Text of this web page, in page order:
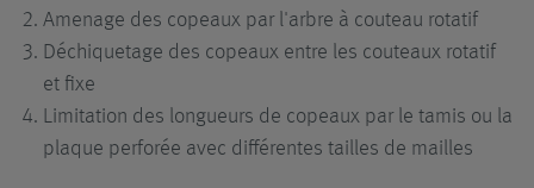
Amenage des copeaux par l'arbre à couteau rotatif
Déchiquetage des copeaux entre les couteaux rotatif
et fixe
Limitation des longueurs de copeaux par le tamis ou la
plaque perforée avec différentes tailles de mailles